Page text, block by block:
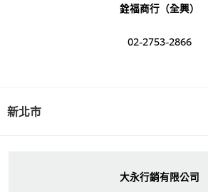
銓福商行（全興）
02-2753-2866
新北市
大永行銷有限公司